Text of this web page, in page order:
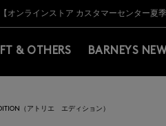
BARNEYS＞会員のお客様は11,000円
【夏季休業に伴う出荷一時停
【オンラインストア カスタマーセンター夏
【夏季休業に伴う返品・交換承り一
熊本県を中心とした地震の影響
【開催中】SUMMER
BARNEYS＞会員のお客様は11,000円
【夏季休業に伴う出荷一時停
& OTHERS BARNEYS
（アトリエ エディション）